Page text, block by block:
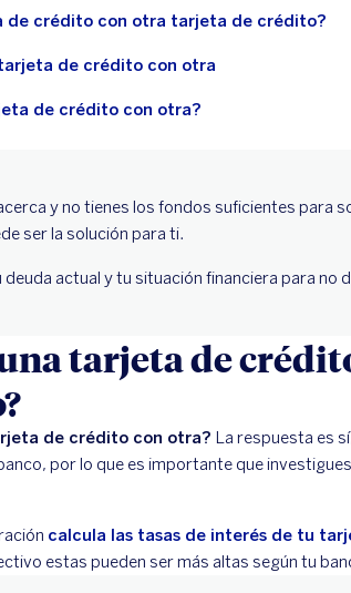
de crédito con otra tarjeta de crédito?
de crédito con otra
de crédito con otra?
y no tienes los fondos suficientes para
ser la solución para ti.
actual y tu situación financiera para no
tarjeta de
de crédito con otra? La respuesta es
por lo que es importante que
calcula las tasas de interés de tu
estas pueden ser más altas según tu